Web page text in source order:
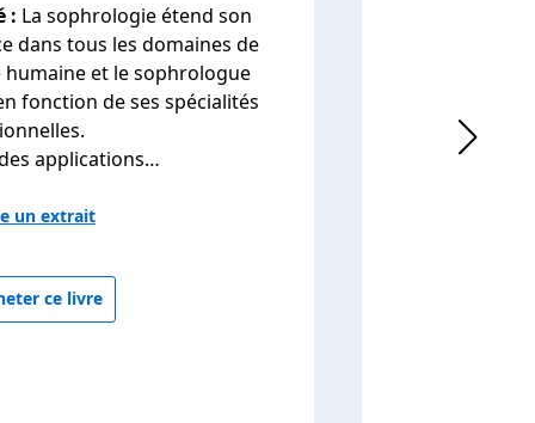
: La sophrologie étend son
dans tous les domaines de
humaine et le sophrologue
fonction de ses spécialités
des applications…
un extrait
ce livre